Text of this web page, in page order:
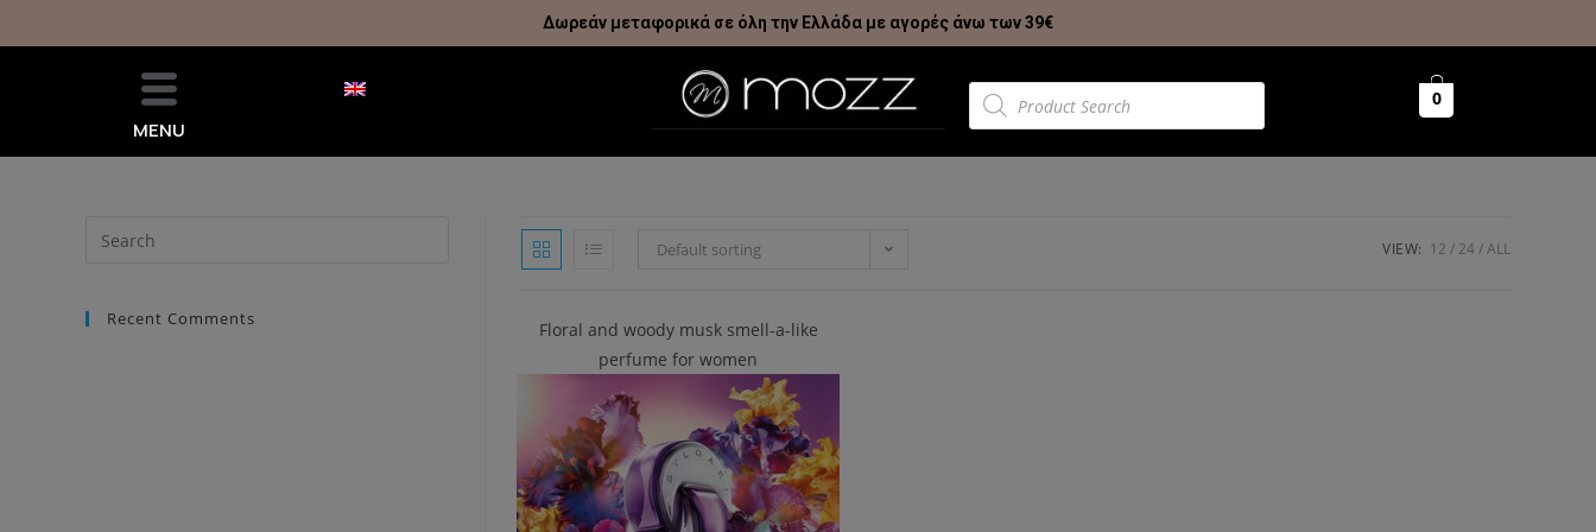
Δωρεάν μεταφορικά σε όλη την Ελλάδα με αγορές άνω των 39€
MENU
0
Default sorting VIEW: 12 24 ALL
Floral and woody musk smell-a-like
perfume for women
Recent Comments